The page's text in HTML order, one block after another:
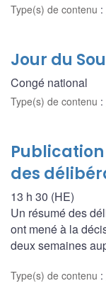
Type(s) de contenu :
Jour du
Congé national
Type(s) de contenu :
Publication
des
13 h 30 (HE)
Un résumé des
ont mené à la
deux semaines
Type(s) de contenu :